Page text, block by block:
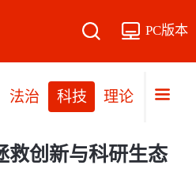
PC版本
法治 科技 理论 党建
救创新与科研生态